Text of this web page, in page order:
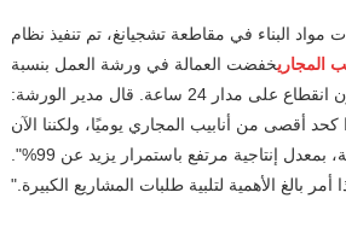
البناء في مقاطعة تشجيانغ، تم تنفيذ نظام
المجاريخفضت العمالة في ورشة العمل بنسبة
40%، مع تمكين الإنتاج دون انقطاع على مدار 24 ساعة. قال مدير الورشة:
أن ننتج 30 جزءًا كحد أقصى من أنابيب المجاري يوميًا، ولكننا الآن
ننتج أكثر من 40 قطعة، بمعدل إنتاجية مرتفع باستمرار يزيد عن 99%".
أمر بالغ الأهمية لتلبية طلبات المشاريع الكبيرة."